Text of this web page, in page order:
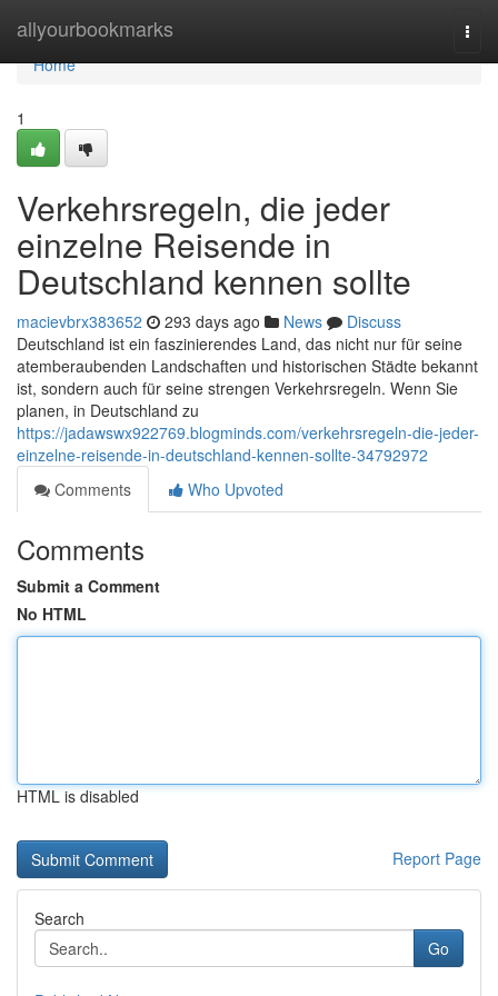
allyourbookmarks
Home
Home
1
Verkehrsregeln, die jeder
einzelne Reisende in
Deutschland kennen sollte
macievbrx383652 293 days ago News
Discuss
Deutschland ist ein faszinierendes Land, das nicht nur für seine
atemberaubenden Landschaften und historischen Städte bekannt
ist, sondern auch für seine strengen Verkehrsregeln. Wenn Sie
planen, in Deutschland zu
https://jadawswx922769.blogminds.com/verkehrsregeln-die-jeder-
einzelne-reisende-in-deutschland-kennen-sollte-34792972
Comments
Who Upvoted
Comments
Submit a Comment
No HTML
HTML is disabled
Report Page
Search
Go